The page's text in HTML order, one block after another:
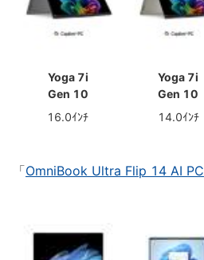
Yoga 7i
Gen 10
16.0ｲﾝﾁ
Yoga 7i
Gen 10
14.0ｲﾝﾁ
「OmniBook Ultra Flip 14 AI PC